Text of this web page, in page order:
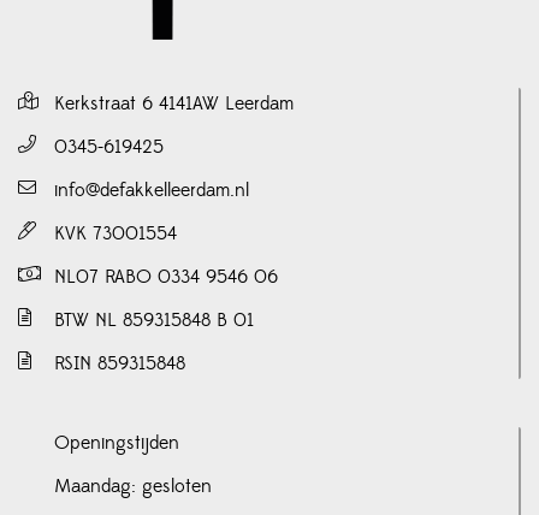
Kerkstraat 6 4141AW Leerdam
0345-619425
info@defakkelleerdam.nl
KVK 73001554
NL07 RABO 0334 9546 06
BTW NL 859315848 B 01
RSIN 859315848
Openingstijden
Maandag: gesloten